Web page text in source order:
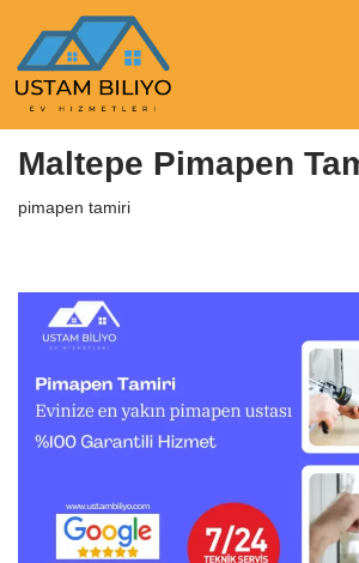
İçeriğe
geç
Anasayfa|pimapen tamiri
Maltepe Pimapen
pimapen tamiri